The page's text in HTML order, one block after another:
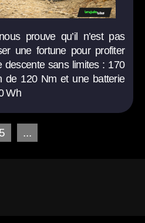
prouve qu’il n’est pas
une fortune pour profiter
descente sans limites : 170
de 120 Nm et une batterie
Wh
5 ...